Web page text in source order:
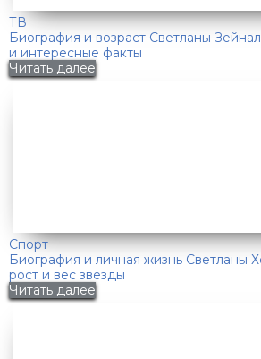
ТВ
Биография и возраст Светланы
и интересные факты
Читать далее
Спорт
Биография и личная жизнь Светланы
рост и вес звезды
Читать далее